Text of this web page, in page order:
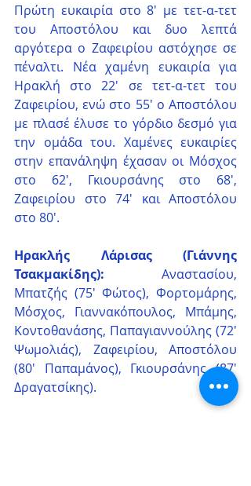
Πρώτη ευκαιρία στο 8' με τετ-α-τετ
του Αποστόλου και δυο λεπτά
αργότερα ο Ζαφειρίου αστόχησε σε
πέναλτι. Νέα χαμένη ευκαιρία για
Ηρακλή στο 22' σε τετ-α-τετ του
Ζαφειρίου, ενώ στο 55' ο Αποστόλου
με πλασέ έλυσε το γόρδιο δεσμό για
την ομάδα του. Χαμένες ευκαιρίες
στην επανάληψη έχασαν οι Μόσχος
στο 62', Γκιουρσάνης στο 68',
Ζαφειρίου στο 74' και Αποστόλου
στο 80'.
Ηρακλής Λάρισας (Γιάννης
Τσακμακίδης): Αναστασίου,
Μπατζής (75' Φώτος), Φορτομάρης,
Μόσχος, Γιαννακόπουλος, Μπάμης,
Κοντοθανάσης, Παπαγιαννούλης (72'
Ψωμολιάς), Ζαφειρίου, Αποστόλου
(80' Παπαμάνος), Γκιουρσάνης (87'
Δραγατσίκης).